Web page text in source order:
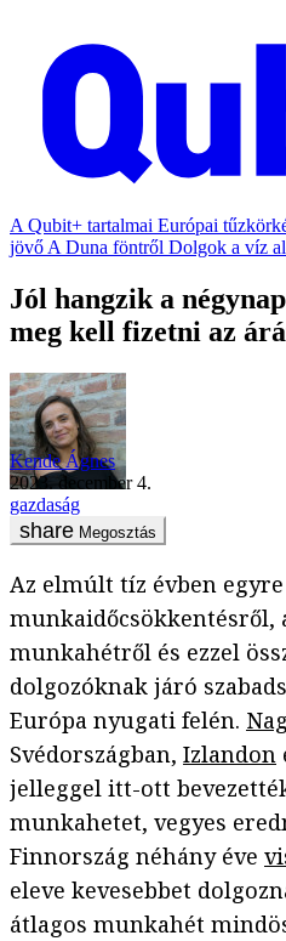
A Qubit+ tartalmai Európai
jövő A Duna föntről Dolgok a víz
Jól hangzik a
meg kell fizetni az
Kende Ágnes
2023. december 4.
gazdaság
Megosztás
Az elmúlt tíz évben
munkaidőcsökkentésről,
munkahétről és ezzel
dolgozóknak járó
Európa nyugati felén.
Svédországban, Izlandon
jelleggel itt-ott
munkahetet, vegyes
Finnország néhány éve
eleve kevesebbet
átlagos munkahét